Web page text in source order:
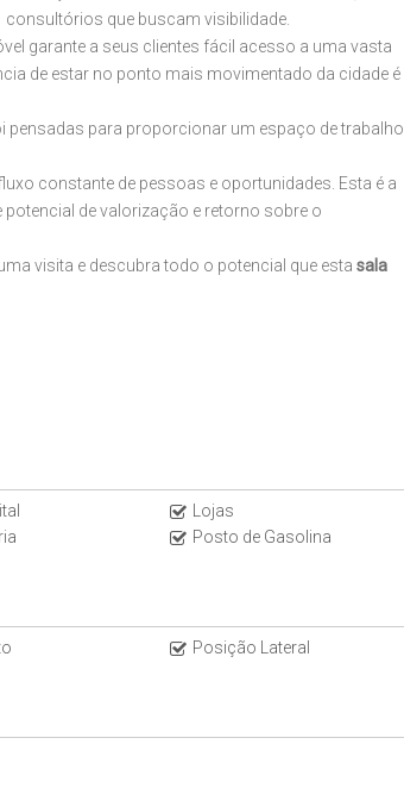
que buscam visibilidade.
garante a seus clientes fácil acesso a uma vasta
de estar no ponto mais movimentado da cidade é
pensadas para proporcionar um espaço de trabalho
constante de pessoas e oportunidades. Esta é a
de valorização e retorno sobre o
visita e descubra todo o potencial que esta sala
Lojas
Posto de Gasolina
Posição Lateral